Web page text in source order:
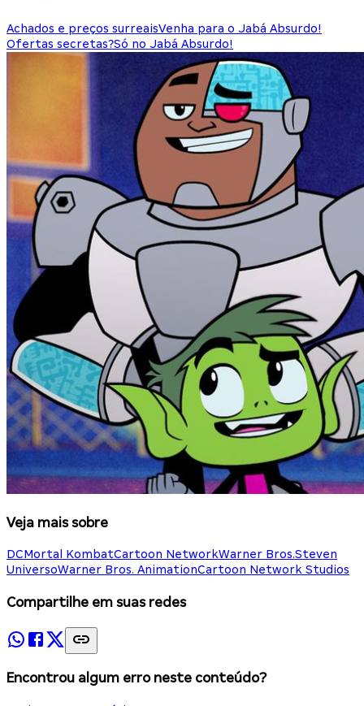
Achados e preços surreaisVenha para o Jabá Absurdo!
Ofertas secretas?Só no Jabá Absurdo!
Veja mais sobre
DCMortal KombatCartoon NetworkWarner Bros.Steven
UniversoWarner Bros. AnimationCartoon Network Studios
Compartilhe em suas redes
Encontrou algum erro neste conteúdo?